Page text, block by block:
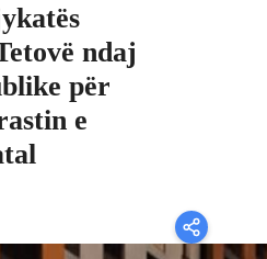
ndaj
për
e